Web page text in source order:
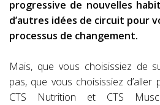
progressive de nouvelles
d’autres idées de circuit pour
processus de changement.
Mais, que vous choisissiez de
pas, que vous choisissiez d’aller
CTS Nutrition et CTS